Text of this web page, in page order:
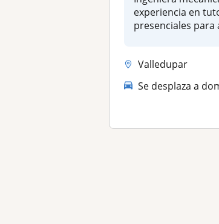
experiencia en
presenciales para
Valledupar
Se desplaza a